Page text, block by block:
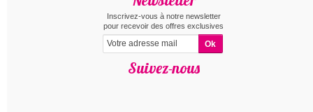
Inscrivez-vous à notre newsletter
pour recevoir des offres exclusives
Suivez-nous